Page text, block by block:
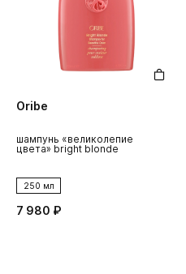
Oribe
шампунь «великолепие
цвета» bright blonde
250 мл
7 980 ₽